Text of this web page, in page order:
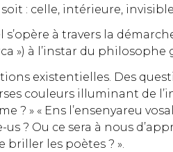
: celle, intérieure,
s’opère à travers la
») à l’instar du
existentielles. Des
couleurs illuminant de
? » « Ens l’ensenyareu
? Ou ce sera à nous
les poètes ? ».